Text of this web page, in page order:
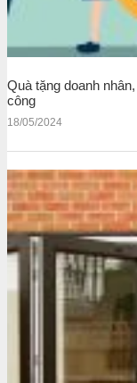
Quà tặng doanh
công
18/05/2024